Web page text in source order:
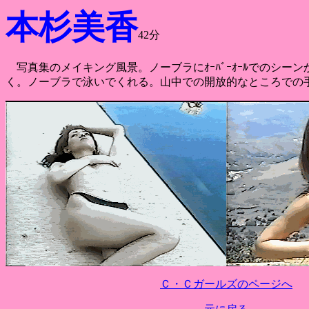
本杉美香42分
写真集のメイキング風景。ノーブラにｵｰﾊﾞｰｵｰﾙでのシー
く。ノーブラで泳いでくれる。山中での開放的なところで
Ｃ・Ｃガールズのページへ